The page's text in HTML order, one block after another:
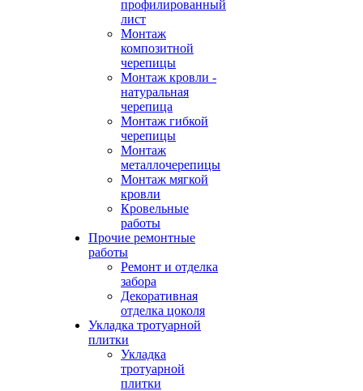
профилированный
лист
Монтаж
композитной
черепицы
Монтаж кровли -
натуральная
черепица
Монтаж гибкой
черепицы
Монтаж
металлочерепицы
Монтаж мягкой
кровли
Кровельные
работы
Прочие ремонтные
работы
Ремонт и отделка
забора
Декоративная
отделка цоколя
Укладка тротуарной
плитки
Укладка
тротуарной
плитки